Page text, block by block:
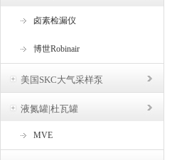
卤素检漏仪
博世Robinair
美国SKC大气采样泵
液氮罐|杜瓦罐
MVE